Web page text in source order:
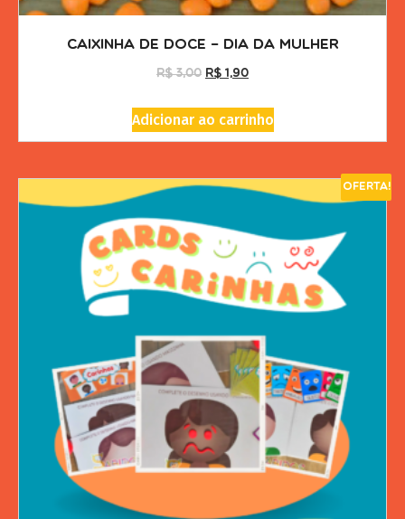
Caixinha de doce – Dia da Mulher
R$3,00 R$ 1,90
Adicionar ao carrinho
Oferta!